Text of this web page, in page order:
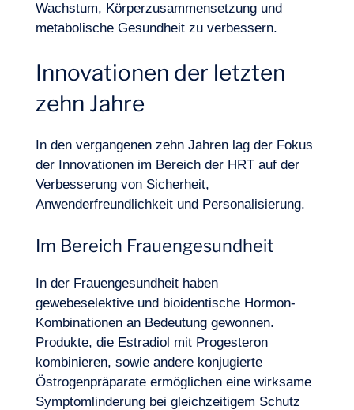
Logbuch
Wachstum, Körperzusammensetzung und
metabolische Gesundheit zu verbessern.
Innovationen der letzten
zehn Jahre
In den vergangenen zehn Jahren lag der Fokus
der Innovationen im Bereich der HRT auf der
Verbesserung von Sicherheit,
Anwenderfreundlichkeit und Personalisierung.
Im Bereich Frauengesundheit
In der Frauengesundheithaben
gewebeselektive und bioidentische Hormon-
Kombinationen an Bedeutung gewonnen.
Produkte, die Estradiol mit Progesteron
kombinieren, sowie andere konjugierte
Östrogenpräparate ermöglichen eine wirksame
Symptomlinderung bei gleichzeitigem Schutz